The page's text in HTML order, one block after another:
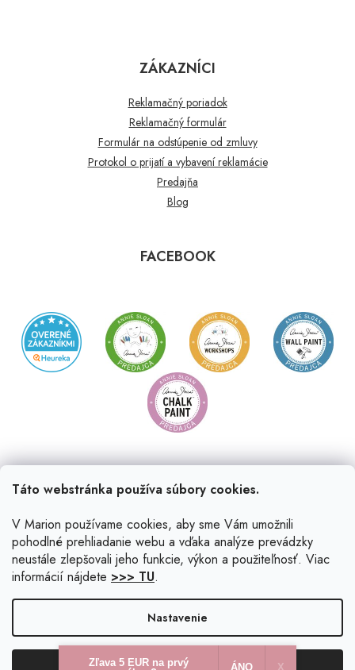
Táto webstránka používa súbory cookies.
V Marion používame cookies, aby sme Vám umožnili
pohodlné prehliadanie webu a vďaka analýze prevádzky
neustále zlepšovali jeho funkcie, výkon a použiteľnosť. Viac
informácií nájdete >>> TU.
Nastavenie
ZÁKAZNÍCI
Reklamačný poriadok
Reklamačný formulár
Formulár na odstúpenie od zmluvy
Protokol o prijatí a vybavení reklamácie
Predajňa
Blog
FACEBOOK
Vytvoril Shoptet|Upravil Balkys
Copyright 2026 . Všetky práva vyhradené.
Upraviť
Zľava 5 EUR na prvý
ÁNO X​